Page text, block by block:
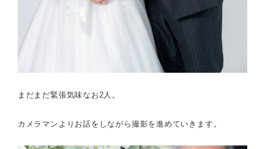
まだまだ緊張気味なお2人。
カメラマンよりお話をしながら撮影を進めていきます。